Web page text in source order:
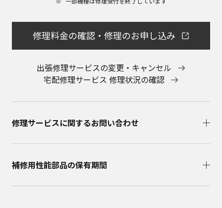
会社に直接お問い合わせください。
かったことにより万一損害（データの破損・業務の中
断・営業情報の損失などによる損害を含む）が生じ、
の可能性があることについてあらかじめ知らされた場
合でも、当社は一切責任を負いませんことをご了承く
本ウェブサイトのサービスの中止、変更など
容や条件を変更する場合があります。あらかじめご了
取扱説明書は、商品をご購入いただいたお客様のため
の資料です。本ウェブサイトに公開されている取扱説
修理料金の確認・修理のお申し込み
出張修理サービスの変更・キャンセル
宅配修理サービス 修理状況の確認
修理サービスに関するお問い合わせ​
補修用性能部品の保有期間​